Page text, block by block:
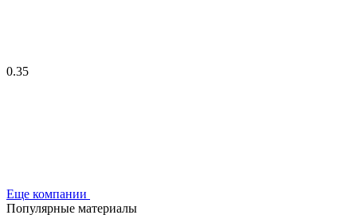
0.35
Еще компании
Популярные материалы